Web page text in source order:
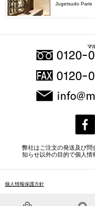
Jugetsudo Paris
弊社はご注文の発送及び
知らせ以外の目的で個人情
個人情報保護方針